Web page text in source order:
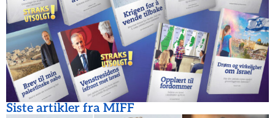
Siste artikler fra MIFF